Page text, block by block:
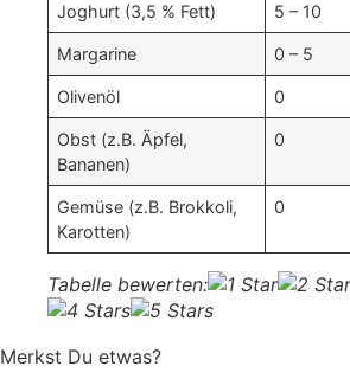
Joghurt (3,5 % Fett) 5 – 10
Margarine 0 – 5
Olivenöl 0
Obst (z.B. Äpfel,
Bananen)
0
Gemüse (z.B. Brokkoli,
Karotten)
0
Tabelle bewerten:
Merkst Du etwas?